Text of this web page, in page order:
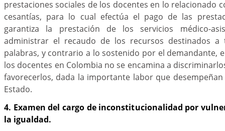
prestaciones sociales de los docentes en lo relacionado
cesantías, para lo cual efectúa el pago de las
garantiza la prestación de los servicios médico-
administrar el recaudo de los recursos destinados a
palabras, y contrario a lo sostenido por el demandante,
los docentes en Colombia no se encamina a
favorecerlos, dada la importante labor que
Estado.
4. Examen del cargo de inconstitucionalidad por
la igualdad.